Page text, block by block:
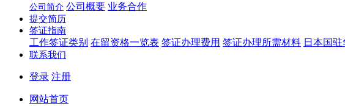
公司简介 公司概要 业务合作
提交简历
签证指南
工作签证类别 在留资格一览表 签证办理费用 签证办理所需材料 日本国
联系我们
登录 注册
网站首页